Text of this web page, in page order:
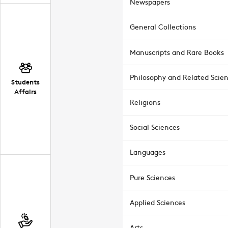
Students
Affairs
General Collections
Manuscripts and Rare Books
Philosophy and Related
Religions
Social Sciences
Languages
Pure Sciences
Applied Sciences